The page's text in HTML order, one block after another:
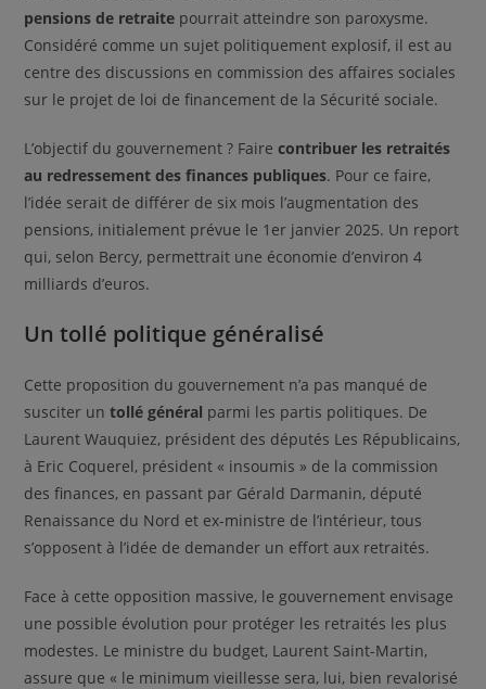
pensions de retraite pourrait atteindre son paroxysme.
Considéré comme un sujet politiquement explosif, il est au
centre des discussions en commission des affaires sociales
sur le projet de loi de financement de la Sécurité sociale.
L’objectif du gouvernement ? Fairecontribuer les retraités
au redressement des finances publiques. Pour ce faire,
l’idée serait de différer de six mois l’augmentation des
pensions, initialement prévue le 1er janvier 2025. Un report
qui, selon Bercy, permettrait une économie d’environ 4
milliards d’euros.
Un tollé politique généralisé
Cette proposition du gouvernement n’a pas manqué de
susciter untollé général parmi les partis politiques. De
Laurent Wauquiez, président des députés Les Républicains,
à Eric Coquerel, président « insoumis » de la commission
des finances, en passant par Gérald Darmanin, député
Renaissance du Nord et ex-ministre de l’intérieur, tous
s’opposent à l’idée de demander un effort aux retraités.
Face à cette opposition massive, le gouvernement envisage
une possible évolution pour protéger les retraités les plus
modestes. Le ministre du budget, Laurent Saint-Martin,
assure que « le minimum vieillesse sera, lui, bien revalorisé